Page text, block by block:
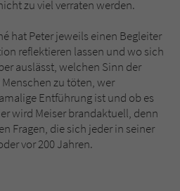
zu viel verraten werden.
hat Peter jeweils einen Begleiter
reflektieren lassen und wo sich
auslässt, welchen Sinn der
zu töten, wer
Entführung ist und ob es
wird Meiser brandaktuell, denn
Fragen, die sich jeder in seiner
vor 200 Jahren.